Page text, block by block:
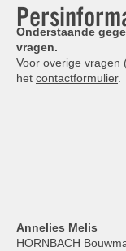
Onderstaande
vragen.
Voor overige vragen
het contactformulier.
Annelies Melis
HORNBACH